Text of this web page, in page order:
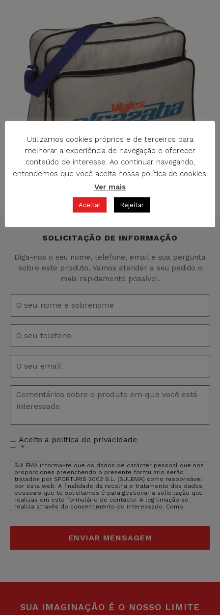
M-731 SACO
SOLICITAÇÃO DE INFORMAÇÃO
Diga-nos o seu nome, telefone, email e sua pergunta
sobre este produto. Vamos atender a seu pedido o
mais rapidamente possível.
sobrenome *
Comentários
Aceitação
de
Aceito a politica de privacidade
*
SULEMA informa-te que os dados de carácter pessoal que nos
proporciones preenchendo o presente formulário serão
tratados por SPORTURIS 2002 S.L. (SULEMA) como responsável
por esta web. A finalidade da recolha e tratamento dos dados
pessoais que te solicitamos é para gestionar a solicitação que
realizas em este formulário de contacto. A legitimação se
realiza através do consentimento do interessado. Como
(provedor de hosting de SULEMA). OVH Hispano está inserido na
EU, em França, um pais cujo nível de protecção são adquados
segundo Comissão da EU.Ver politica de privacidade de OVH
sulema@sulema.es assim como o direito a apresentar uma
na nossa página web: sulemagroup.com assim como consultar a
nossapolitica de privacidade.
SUA IMAGINAÇÃO É O NOSSO LIMITE
Utilizamos cookies próprios e de terceiros para
melhorar a experiência de navegação e oferecer
conteúdo de interesse. Ao continuar navegando,
entendemos que você aceita nossa política de cookies.
Ver mais
Aceitar Rejeitar